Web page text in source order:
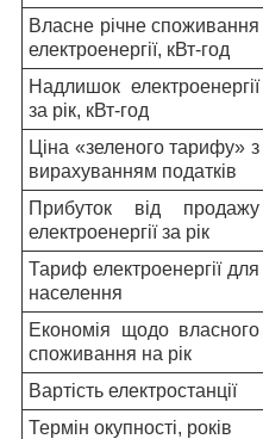
Власне річне споживання
електроенергії, кВт-год
Надлишок електроенергії
за рік, кВт-год
Ціна «зеленого тарифу» з
вирахуванням податків
Прибуток від продажу
електроенергії за рік
Тариф електроенергії для
населення
Економія щодо власного
споживання на рік
Вартість електростанції
Термін окупності, років